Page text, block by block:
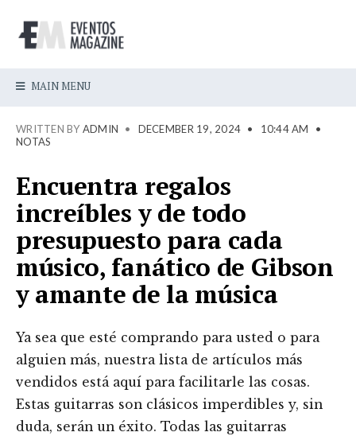
MAIN MENU
WRITTEN BY ADMIN • DECEMBER 19, 2024 • 10:44 AM
•
NOTAS
Encuentra regalos
increíbles y de todo
presupuesto para cada
músico, fanático de Gibson
y amante de la música
Ya sea que esté comprando para usted o para
alguien más, nuestra lista de artículos más
vendidos está aquí para facilitarle las cosas.
Estas guitarras son clásicos imperdibles y, sin
duda, serán un éxito. Todas las guitarras